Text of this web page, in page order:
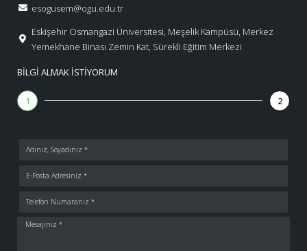
esogusem@ogu.edu.tr
Eskişehir Osmangazi Üniversitesi, Meşelik Kampüsü, Merkez
Yemekhane Binası Zemin Kat, Sürekli Eğitim Merkezi
BILGI ALMAK İSTIYORUM
1 2